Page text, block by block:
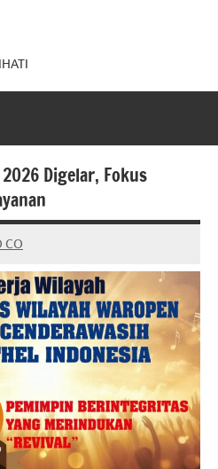
Digelar, Fokus
CO